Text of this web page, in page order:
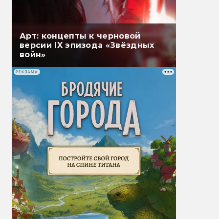
Арт: концепты к черновой
версии IX эпизода «Звёздных
войн»
РЕКЛАМА